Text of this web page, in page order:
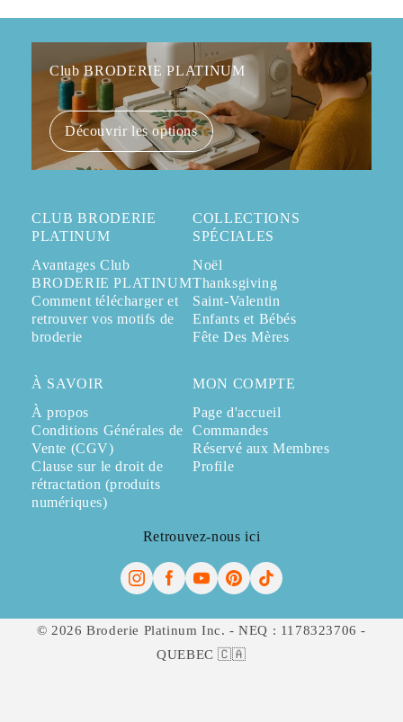
Club BRODERIE PLATINUM
Découvrir les options
CLUB BRODERIE
PLATINUM
Avantages Club
BRODERIE PLATINUM
Comment télécharger et
retrouver vos motifs de
broderie
COLLECTIONS
SPÉCIALES
Noël
Thanksgiving
Saint-Valentin
Enfants et Bébés
Fête Des Mères
À SAVOIR
À propos
Conditions Générales de
Vente (CGV)
Clause sur le droit de
rétractation (produits
numériques)
MON COMPTE
Page d'accueil
Commandes
Réservé aux Membres
Profile
Retrouvez-nous ici
© 2026 Broderie Platinum Inc. - NEQ : 1178323706 -
QUEBEC 🇨🇦